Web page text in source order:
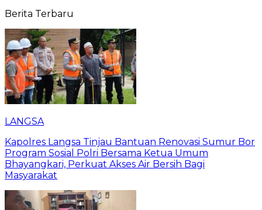
Berita Terbaru
LANGSA
Kapolres Langsa Tinjau Bantuan Renovasi Sumur Bor
Program Sosial Polri Bersama Ketua Umum
Bhayangkari, Perkuat Akses Air Bersih Bagi
Masyarakat